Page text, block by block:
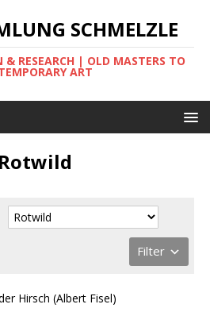
SCHMELZLE
& RESEARCH | OLD MASTERS TO
ART
Filter